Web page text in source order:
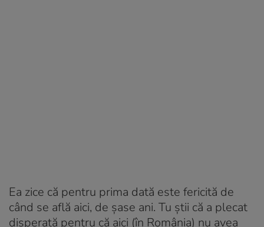
Ea zice că pentru prima dată este fericită de
când se află aici, de șase ani. Tu știi că a plecat
disperată pentru că aici (în România) nu avea